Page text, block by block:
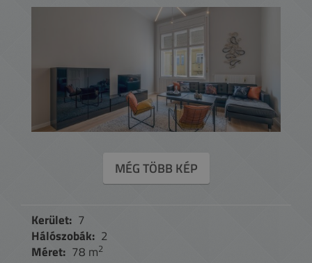
MÉG TÖBB KÉP
Kerület: 7
Hálószobák: 2
Méret: 78 m2